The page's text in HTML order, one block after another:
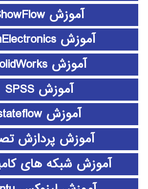
آموزش ShowFlow
آموزش SimElectronics
آموزش SolidWorks
آموزش SPSS
آموزش stateflow
آموزش پردازش
آموزش شبکه های